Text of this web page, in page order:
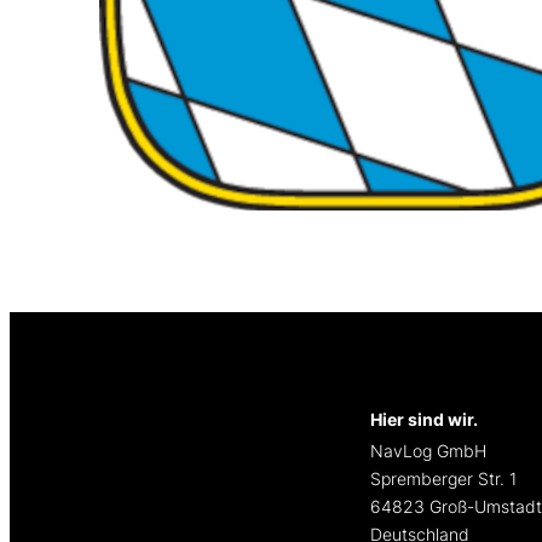
Hier sind wir.
NavLog GmbH
Spremberger Str. 1
64823 Groß-Umstadt
Deutschland